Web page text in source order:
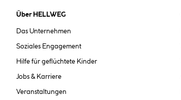
Über HELLWEG
Das Unternehmen
Soziales Engagement
Hilfe für geflüchtete Kinder
Jobs & Karriere
Veranstaltungen